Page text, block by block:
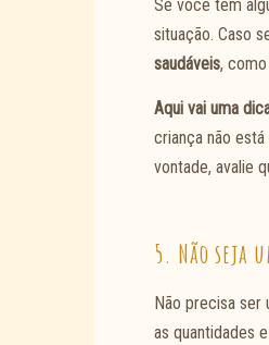
Se você tem
situação. Caso
saudáveis,
Aqui vai uma
criança não
vontade, avalie
5. Não seja
Não precisa ser
as quantidades